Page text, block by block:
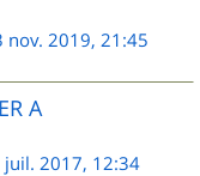
nov. 2019, 21:45
A
juil. 2017, 12:34